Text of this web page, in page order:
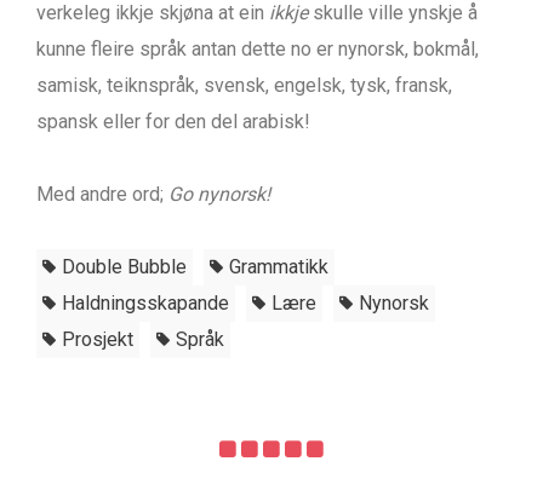
verkeleg ikkje skjøna at ein ikkjeskulle ville ynskje å
kunne fleire språk antan dette no er nynorsk, bokmål,
samisk, teiknspråk, svensk, engelsk, tysk, fransk,
spansk eller for den del arabisk!
Med andre ord; Go nynorsk!
Double Bubble
Grammatikk
Haldningsskapande
Lære
Nynorsk
Prosjekt
Språk